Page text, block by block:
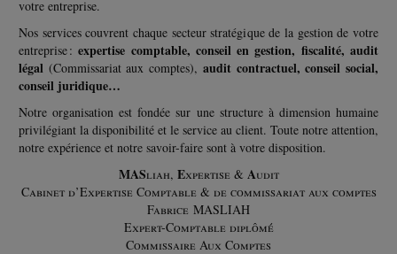
Pour se dispenser de l'obligation de verser une contrepartie
financière au salarié, l'employeur peut renoncer à une clause de non-
concurrence prévue au...
Vie des affaires-
PROCÉDURES DE L'INPI : CE QUI CHANGE DEPUIS LE 2 JUILLET
2026
Un décret du 30 juin 2026 harmonise, simplifie et modernise les
procédures de l'institut national de la propriété industrielle (INPI).
En voici les principales...
22/07/2026
votre entreprise.
Nos services couvrent chaque secteur stratégique de la gestion de votre
entreprise :expertise comptable, conseil en gestion, fiscalité, audit
légal (Commissariat aux comptes), audit contractuel, conseil social,
conseil juridique…
Notre organisation est fondée sur une structure à dimension humaine
privilégiant la disponibilité et le service au client. Toute notre attention,
notre expérience et notre savoir-faire sont à votre disposition.
MASliah, Expertise & Audit
Cabinet d’Expertise Comptable & de commissariat aux comptes
Fabrice MASLIAH
Expert-Comptable diplômé
Commissaire Aux Comptes